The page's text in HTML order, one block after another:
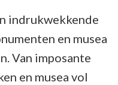
indrukwekkende
en musea
Van imposante
en musea vol